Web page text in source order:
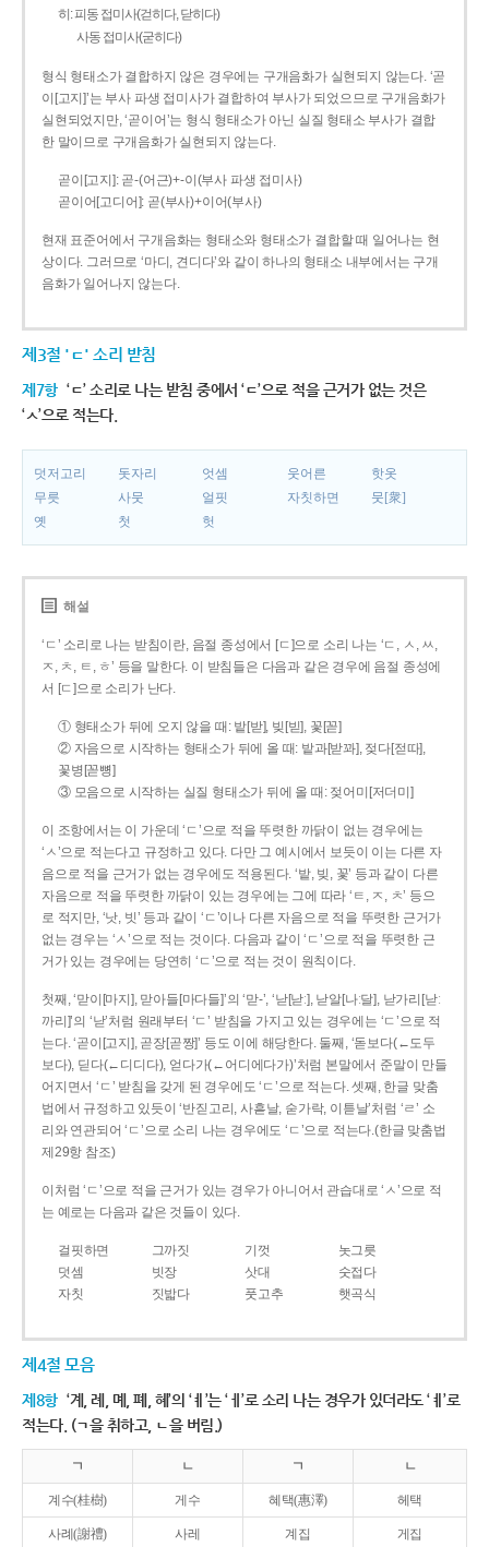
히: 피동 접미사(걷히다, 닫히다)
사동 접미사(굳히다)
형식 형태소가 결합하지 않은 경우에는 구개음화가 실현되지 않는다. ‘곧
이[고지]’는 부사 파생 접미사가 결합하여 부사가 되었으므로 구개음화가
실현되었지만, ‘곧이어’는 형식 형태소가 아닌 실질 형태소 부사가 결합
한 말이므로 구개음화가 실현되지 않는다.
곧이[고지]: 곧-­(어근)+­-이(부사 파생 접미사)
곧이어[고디어]: 곧(부사)+이어(부사)
현재 표준어에서 구개음화는 형태소와 형태소가 결합할 때 일어나는 현
상이다. 그러므로 ‘마디, 견디다’와 같이 하나의 형태소 내부에서는 구개
음화가 일어나지 않는다.
제3절 'ㄷ' 소리 받침
제7항 ‘ㄷ’ 소리로 나는 받침 중에서 ‘ㄷ’으로 적을 근거가 없는 것은
‘ㅅ’으로 적는다.
덧저고리 돗자리 엇셈 웃어른
핫옷
무릇
사뭇 얼핏 자칫하면
뭇[衆]
옛
첫 헛
해설
‘ㄷ’ 소리로 나는 받침이란, 음절 종성에서 [ㄷ]으로 소리 나는 ‘ㄷ, ㅅ, ㅆ,
ㅈ, ㅊ, ㅌ, ㅎ’ 등을 말한다. 이 받침들은 다음과 같은 경우에 음절 종성에
서 [ㄷ]으로 소리가 난다.
① 형태소가 뒤에 오지 않을 때: 밭[받], 빚[빋], 꽃[꼳]
② 자음으로 시작하는 형태소가 뒤에 올 때: 밭과[받꽈], 젖다[젇따],
꽃병[꼳뼝]
③ 모음으로 시작하는 실질 형태소가 뒤에 올 때: 젖어미[저더미]
이 조항에서는 이 가운데 ‘ㄷ’으로 적을 뚜렷한 까닭이 없는 경우에는
‘ㅅ’으로 적는다고 규정하고 있다. 다만 그 예시에서 보듯이 이는 다른 자
음으로 적을 근거가 없는 경우에도 적용된다. ‘밭, 빚, 꽃’ 등과 같이 다른
자음으로 적을 뚜렷한 까닭이 있는 경우에는 그에 따라 ‘ㅌ, ㅈ, ㅊ’ 등으
로 적지만, ‘낫, 빗’ 등과 같이 ‘ㄷ’이나 다른 자음으로 적을 뚜렷한 근거가
없는 경우는 ‘ㅅ’으로 적는 것이다. 다음과 같이 ‘ㄷ’으로 적을 뚜렷한 근
거가 있는 경우에는 당연히 ‘ㄷ’으로 적는 것이 원칙이다.
첫째, ‘맏이[마지], 맏아들[마다들]’의 ‘맏-’, ‘낟[낟ː], 낟알[나ː달], 낟가리[낟ː
까리]’의 ‘낟’처럼 원래부터 ‘ㄷ’ 받침을 가지고 있는 경우에는 ‘ㄷ’으로 적
는다. ‘곧이[고지], 곧장[곧짱]’ 등도 이에 해당한다. 둘째, ‘돋보다(←도두
보다), 딛다(←디디다), 얻다가(←어디에다가)’처럼 본말에서 준말이 만들
어지면서 ‘ㄷ’ 받침을 갖게 된 경우에도 ‘ㄷ’으로 적는다. 셋째, 한글 맞춤
법에서 규정하고 있듯이 ‘반짇고리, 사흗날, 숟가락, 이튿날’처럼 ‘ㄹ’ 소
리와 연관되어 ‘ㄷ’으로 소리 나는 경우에도 ‘ㄷ’으로 적는다.(한글 맞춤법
제29항 참조)
이처럼 ‘ㄷ’으로 적을 근거가 있는 경우가 아니어서 관습대로 ‘ㅅ’으로 적
는 예로는 다음과 같은 것들이 있다.
걸핏하면 그까짓 기껏
놋그릇
덧셈
빗장 삿대
숫접다
자칫
짓밟다 풋고추 햇곡식
제4절 모음
제8항 ‘계, 례, 몌, 폐, 혜’의 ‘ㅖ’는 ‘ㅔ’로 소리 나는 경우가 있더라도 ‘ㅖ’로
적는다. (ㄱ을 취하고, ㄴ을 버림.)
ㄱ ㄴ ㄱ ㄴ
계수(桂樹) 게수 혜택(惠澤) 헤택
사례(謝禮) 사레 계집 게집